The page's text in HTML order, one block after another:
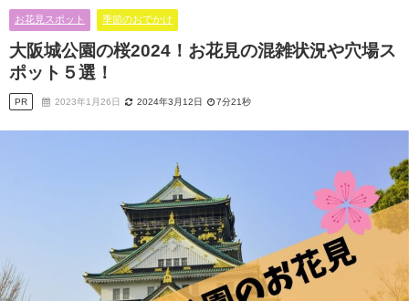
お花見スポット 季節のおでかけ
大阪城公園の桜2024！お花見の混雑状況や穴場ス
ポット５選！
PR 2023年1月26日 2024年3月12日 7分21秒